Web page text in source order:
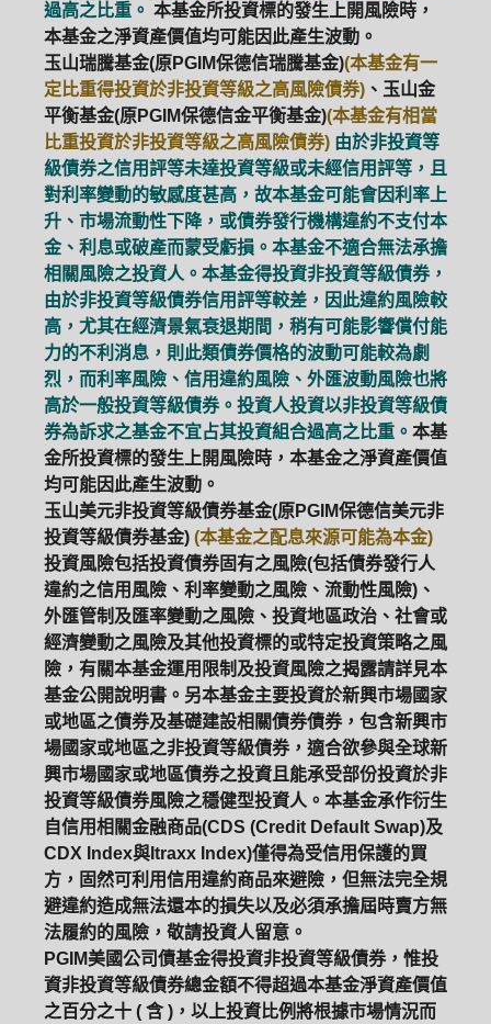
PGIM系列基金 168循環投資
定期(不)定額 高成長基金 月配息
過高之比重。 本基金所投資標的發生上開風險時，
本基金之淨資產價值均可能因此產生波動。
玉山瑞騰基金(原PGIM保德信瑞騰基金)(本基金有一
定比重得投資於非投資等級之高風險債券) 、玉山金
平衡基金(原PGIM保德信金平衡基金)(本基金有相當
比重投資於非投資等級之高風險債券) 由於非投資等
級債券之信用評等未達投資等級或未經信用評等，且
對利率變動的敏感度甚高，故本基金可能會因利率上
升、市場流動性下降，或債券發行機構違約不支付本
金、利息或破產而蒙受虧損。本基金不適合無法承擔
相關風險之投資人。本基金得投資非投資等級債券，
由於非投資等級債券信用評等較差，因此違約風險較
高，尤其在經濟景氣衰退期間，稍有可能影響償付能
力的不利消息，則此類債券價格的波動可能較為劇
烈，而利率風險、信用違約風險、外匯波動風險也將
高於一般投資等級債券。投資人投資以非投資等級債
券為訴求之基金不宜占其投資組合過高之比重。 本基
金所投資標的發生上開風險時，本基金之淨資產價值
均可能因此產生波動。
玉山美元非投資等級債券基金(原PGIM保德信美元非
投資等級債券基金) (本基金之配息來源可能為本金)
投資風險包括投資債券固有之風險(包括債券發行人
違約之信用風險、利率變動之風險、流動性風險)、
外匯管制及匯率變動之風險、投資地區政治、社會或
經濟變動之風險及其他投資標的或特定投資策略之風
險，有關本基金運用限制及投資風險之揭露請詳見本
基金公開說明書。另本基金主要投資於新興市場國家
或地區之債券及基礎建設相關債券債券，包含新興市
場國家或地區之非投資等級債券，適合欲參與全球新
興市場國家或地區債券之投資且能承受部份投資於非
投資等級債券風險之穩健型投資人。本基金承作衍生
自信用相關金融商品(CDS (Credit Default Swap)及
CDX Index與Itraxx Index)僅得為受信用保護的買
方，固然可利用信用違約商品來避險，但無法完全規
避違約造成無法還本的損失以及必須承擔屆時賣方無
法履約的風險，敬請投資人留意。
PGIM美國公司債基金得投資非投資等級債券，惟投
資非投資等級債券總金額不得超過本基金淨資產價值
之百分之十 ( 含 )，以上投資比例將根據市場情況而